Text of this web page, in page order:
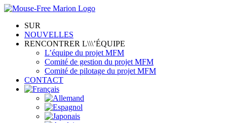
Skip
contentSUR
NOUVELLES
RENCONTRER L\\\’ÉQUIPE
L’équipe du projet MFM
Comité de gestion du projet MFM
Comité de pilotage du projet MFM
CONTACT